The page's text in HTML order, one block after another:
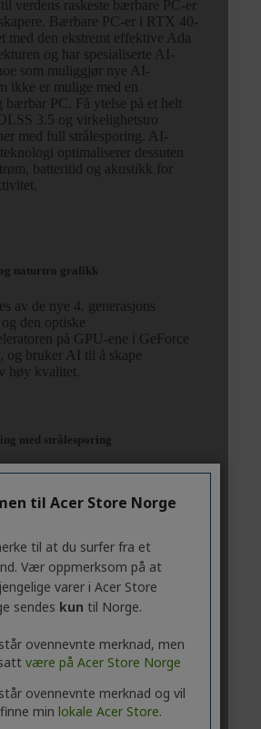
til Acer Store Norge
til at du surfer fra et
Vær oppmerksom på at
varer i Acer Store
sendes kun til Norge.
ovennevnte merknad, men
være på Acer Store Norge
ovennevnte merknad og vil
min lokale Acer Store.